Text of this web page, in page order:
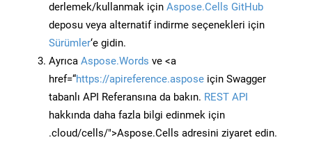
derlemek/kullanmak için Aspose.Cells GitHub
deposu veya alternatif indirme seçenekleri için
Sürümler‘e gidin.
Ayrıca Aspose.Words ve <a
href=“https://apireference.aspose için Swagger
tabanlı API Referansına da bakın. REST API
hakkında daha fazla bilgi edinmek için
.cloud/cells/">Aspose.Cells adresini ziyaret edin.